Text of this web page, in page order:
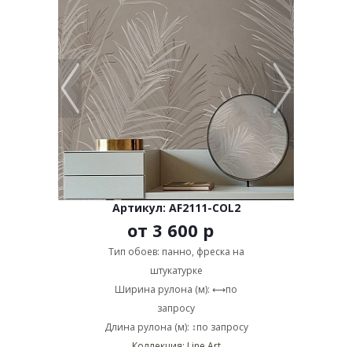
Артикул: AF2111-COL2
от 3 600 р
Тип обоев: панно, фреска на
штукатурке
Ширина рулона (м): ⟷по
запросу
Длина рулона (м): ↕по запросу